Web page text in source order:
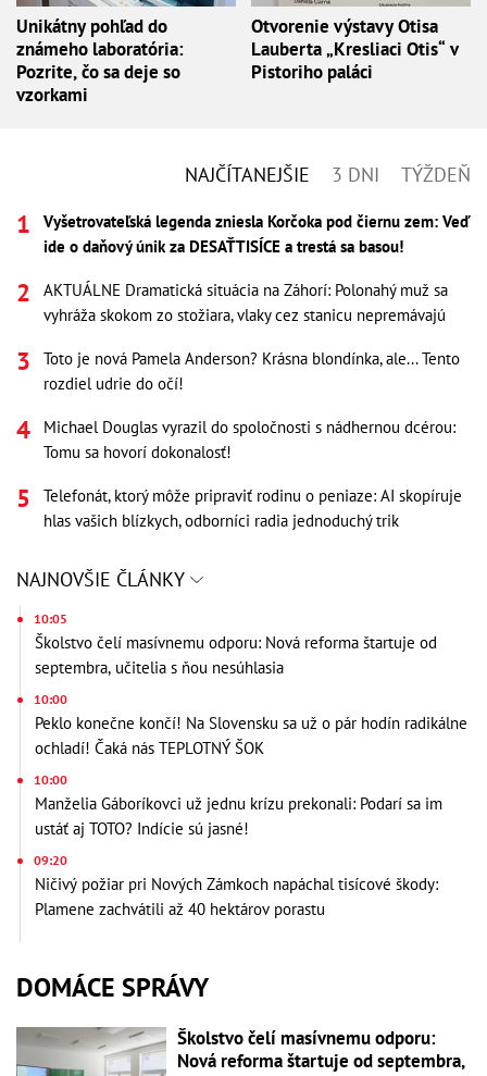
Unikátny pohľad do
známeho laboratória:
Pozrite, čo sa deje so
vzorkami
Otvorenie výstavy Otisa
Lauberta „Kresliaci Otis“ v
Pistoriho paláci
NAJČÍTANEJŠIE 3 DNI TÝŽDEŇ
Vyšetrovateľská legenda zniesla Korčoka pod čiernu zem: Veď
ide o daňový únik za DESAŤTISÍCE a trestá sa basou!
AKTUÁLNE Dramatická situácia na Záhorí: Polonahý muž sa
vyhráža skokom zo stožiara, vlaky cez stanicu nepremávajú
Toto je nová Pamela Anderson? Krásna blondínka, ale... Tento
rozdiel udrie do očí!
Michael Douglas vyrazil do spoločnosti s nádhernou dcérou:
Tomu sa hovorí dokonalosť!
Telefonát, ktorý môže pripraviť rodinu o peniaze: AI skopíruje
hlas vašich blízkych, odborníci radia jednoduchý trik
NAJNOVŠIE ČLÁNKY
10:05
Školstvo čelí masívnemu odporu: Nová reforma štartuje od
septembra, učitelia s ňou nesúhlasia
10:00
Peklo konečne končí! Na Slovensku sa už o pár hodín radikálne
ochladí! Čaká nás TEPLOTNÝ ŠOK
10:00
Manželia Gáboríkovci už jednu krízu prekonali: Podarí sa im
ustáť aj TOTO? Indície sú jasné!
09:20
Ničivý požiar pri Nových Zámkoch napáchal tisícové škody:
Plamene zachvátili až 40 hektárov porastu
DOMÁCE SPRÁVY
Školstvo čelí masívnemu odporu:
Nová reforma štartuje od septembra,